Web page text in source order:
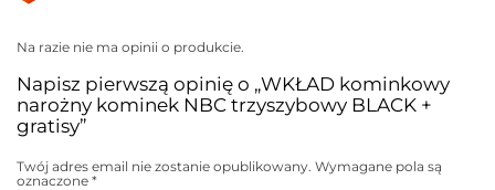
Na razie nie ma opinii o produkcie.
Napisz pierwszą opinię o „WKŁAD kominkowy
narożny kominek NBC trzyszybowy BLACK +
gratisy”
Twój adres email nie zostanie opublikowany. Wymagane pola są
oznaczone *